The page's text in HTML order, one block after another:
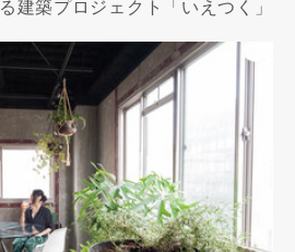
建築プロジェクト「いえつく」